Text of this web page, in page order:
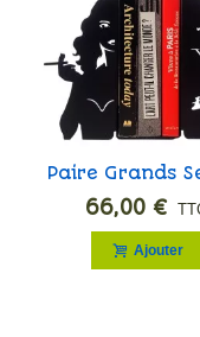
Paire Grands
Livres Film
66,00 €
Ajouter